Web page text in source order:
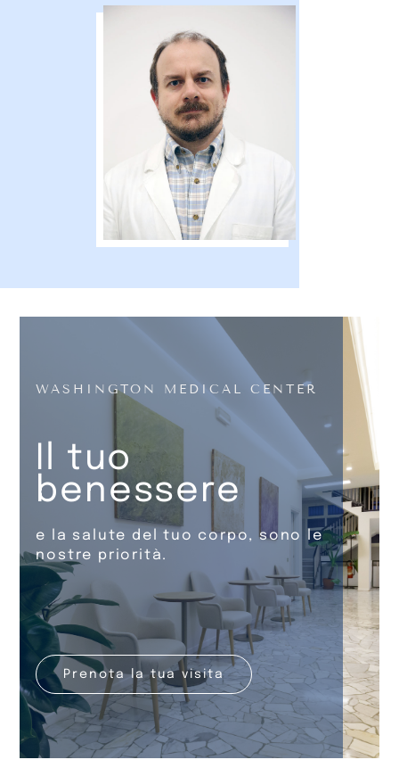
WASHINGTON MEDICAL CENTER
Il tuo
benessere
e la salute del tuo corpo, sono le
nostre priorità.
Prenota la tua visita